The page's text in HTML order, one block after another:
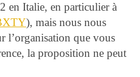
en Italie, en particulier à
), mais nous nous
l’organisation que vous
la proposition ne peut